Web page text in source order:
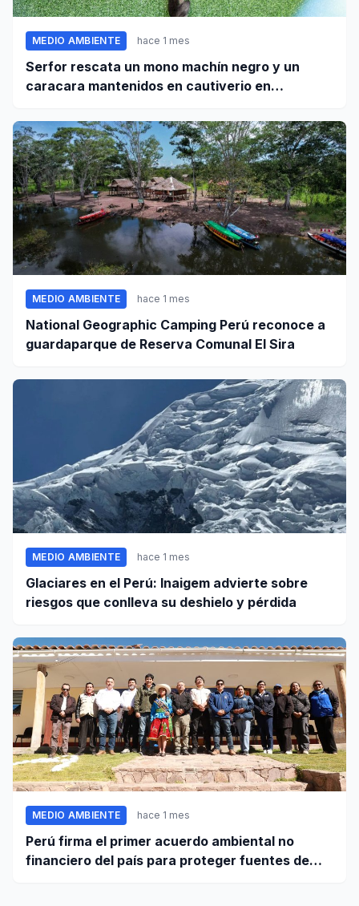
MEDIO AMBIENTE hace 1 mes
Serfor rescata un mono machín negro y un
caracara mantenidos en cautiverio en
MEDIO AMBIENTE hace 1 mes
National Geographic Camping Perú reconoce a
guardaparque de Reserva Comunal El Sira
MEDIO AMBIENTE hace 1 mes
Glaciares en el Perú: Inaigem advierte sobre
riesgos que conlleva su deshielo y pérdida
MEDIO AMBIENTE hace 1 mes
Perú firma el primer acuerdo ambiental no
financiero del país para proteger fuentes de